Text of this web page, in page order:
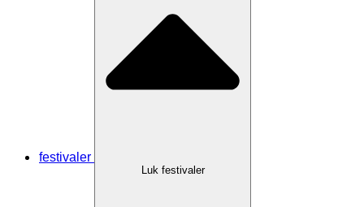
festivaler
Luk festivaler